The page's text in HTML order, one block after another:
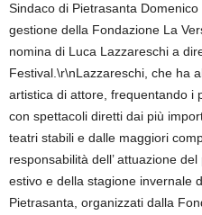
Sindaco di Pietrasanta
gestione della Fondazione La
nomina di Luca Lazzareschi a
Festival.\r\nLazzareschi, che ha
artistica di attore, frequentando i
con spettacoli diretti dai più
teatri stabili e dalle maggiori
responsabilità dell’ attuazione
estivo e della stagione invernale
Pietrasanta, organizzati dalla